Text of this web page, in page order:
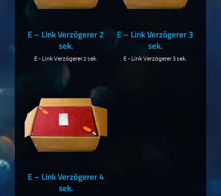
E – Link Verzögerer 2
sek.
E - Link Verzögerer 2 sek.
E – Link Verzögerer 3
sek.
E - Link Verzögerer 3 sek.
E – Link Verzögerer 4
sek.